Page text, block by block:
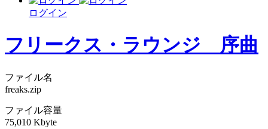
ログイン
フリークス・ラウンジ 序曲
ファイル名
freaks.zip
ファイル容量
75,010 Kbyte